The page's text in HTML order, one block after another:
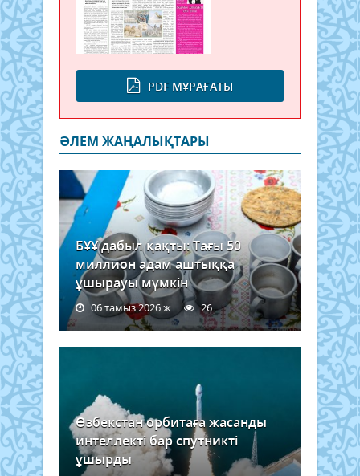
PDF МҰРАҒАТЫ
ӘЛЕМ ЖАҢАЛЫҚТАРЫ
БҰҰ дабыл қақты: Тағы 50
миллион адам аштыққа
ұшырауы мүмкін
06 тамыз 2026 ж. 26
Өзбекстан орбитаға жасанды
интеллекті бар спутникті
ұшырды